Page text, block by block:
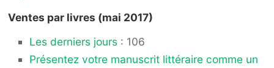
Ventes par livres (mai 2017)
Les derniers jours : 106
Présentez votre manuscrit littéraire comme un